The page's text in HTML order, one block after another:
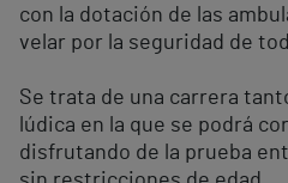
con la dotación de las
velar por la seguridad de
Se trata de una carrera
lúdica en la que se podrá
disfrutando de la prueba